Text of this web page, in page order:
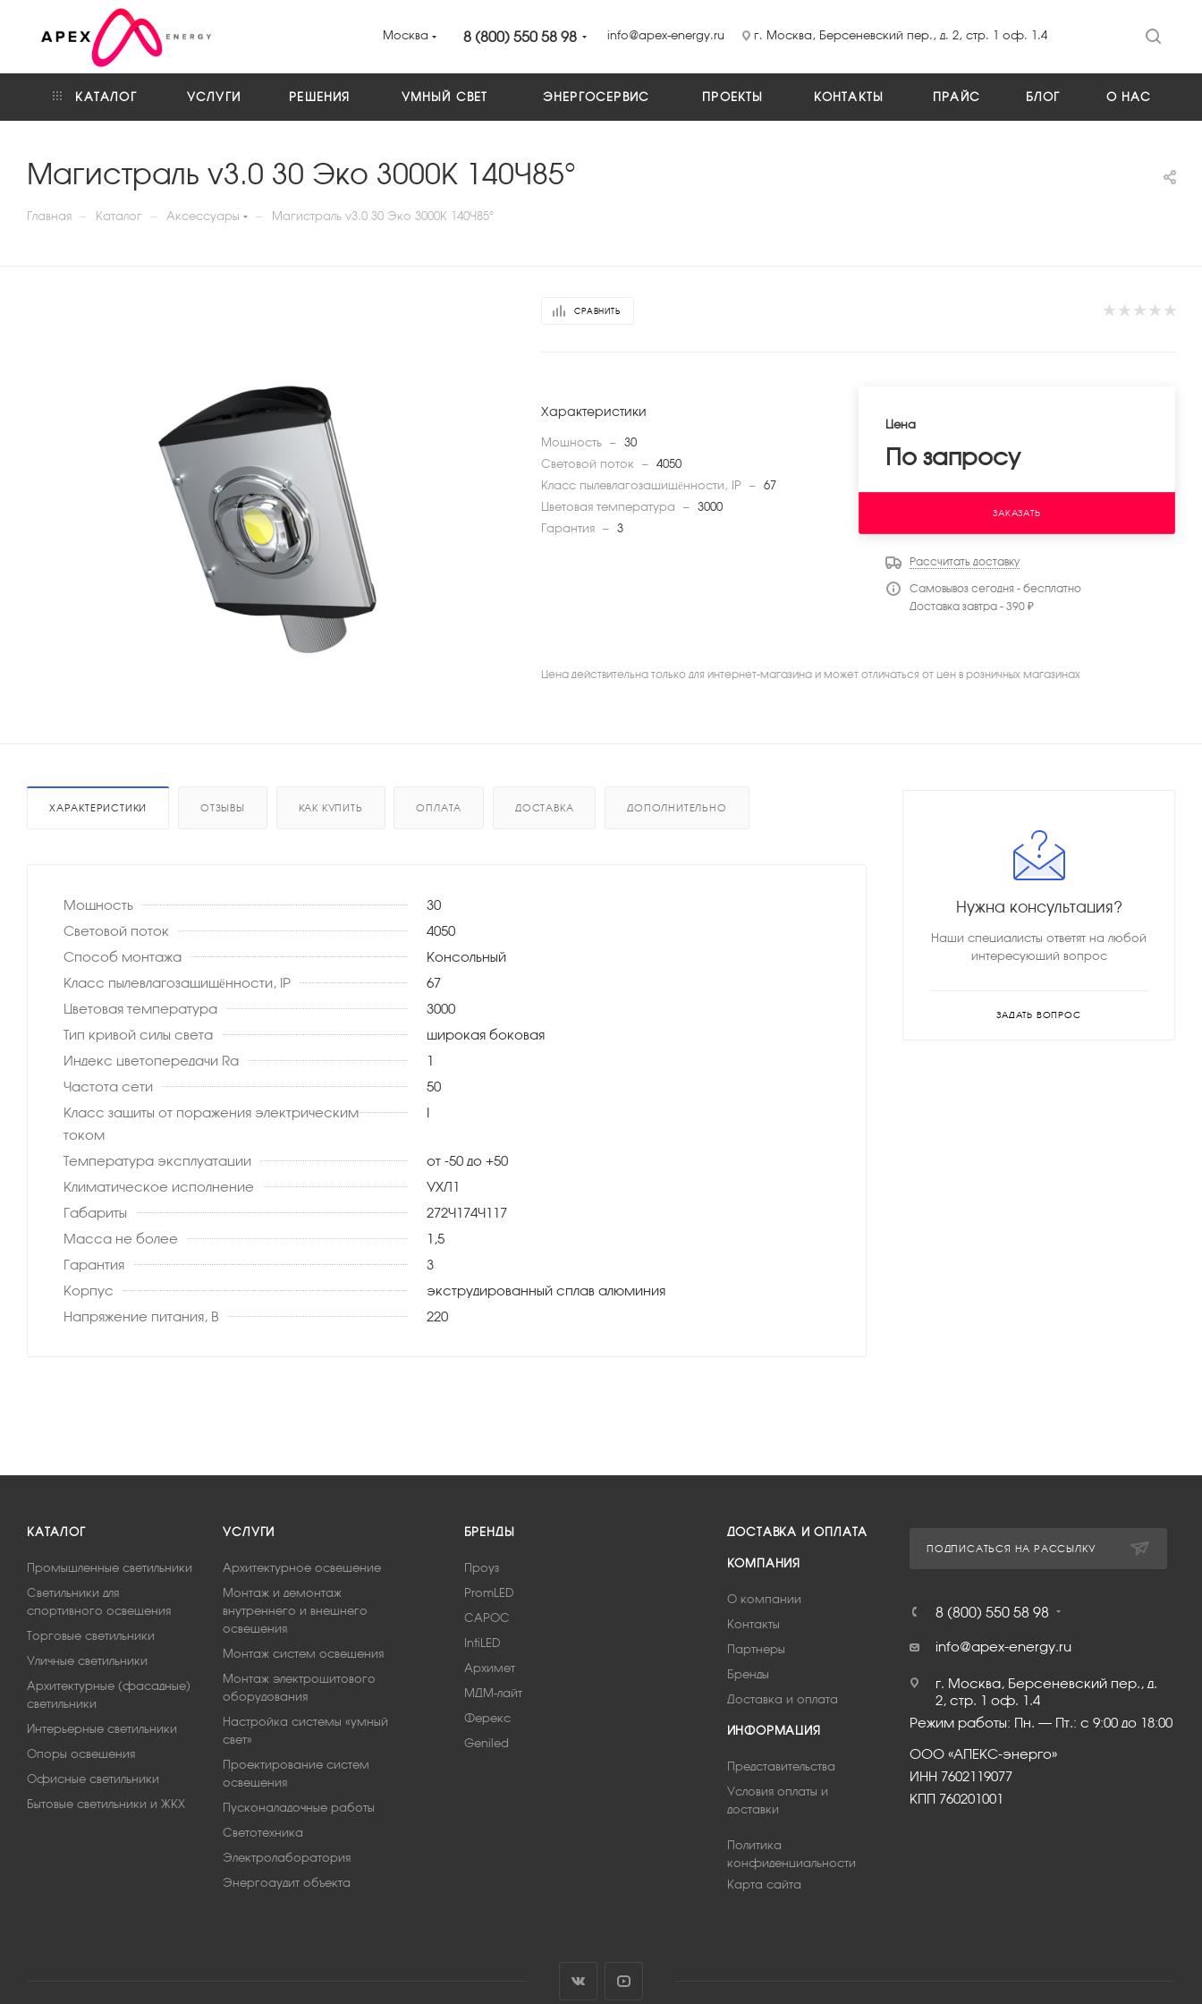
Москва 8 (800) 550 58 98 info@apex-energy.ru г. Москва, Берсеневский пер., д. 2, стр. 1 оф. 1.4
КАТАЛОГ УСЛУГИ РЕШЕНИЯ УМНЫЙ СВЕТ ЭНЕРГОСЕРВИС ПРОЕКТЫ КОНТАКТЫ ПРАЙС БЛОГ О НАС
Магистраль v3.0 30 Эко 3000К 140×85°
Главная — Каталог — Аксессуары — Магистраль v3.0 30 Эко 3000К 140×85°
СРАВНИТЬ
Характеристики
Мощность —
30
Световой поток
—
4050
Класс пылевлагозащищённости, IP
—
67
Цветовая температура
—
3000
Гарантия
— 3
Цена
По запросу
ЗАКАЗАТЬ
Рассчитать доставку
Самовывоз сегодня - бесплатно
Доставка завтра - 390 ₽
Цена действительна только для интернет-магазина и может отличаться от цен в розничных магазинах
ХАРАКТЕРИСТИКИ ОТЗЫВЫ КАК КУПИТЬ ОПЛАТА ДОСТАВКА ДОПОЛНИТЕЛЬНО
Мощность
30
Световой поток
4050
Способ монтажа
Консольный
Класс пылевлагозащищённости, IP
67
Цветовая температура
3000
Тип кривой силы света
широкая боковая
Индекс цветопередачи Ra
1
Частота сети
50
Класс защиты от поражения электрическим
током
I
Температура эксплуатации
от -50 до +50
Климатическое исполнение
УХЛ1
Габариты
272×174×117
Масса не более
1,5
Гарантия
3
Корпус
экструдированный сплав алюминия
Напряжение питания, В
220
Нужна консультация?
Наши специалисты ответят на любой
интересующий вопрос
ЗАДАТЬ ВОПРОС
КАТАЛОГ
Промышленные светильники
Светильники для
спортивного освещения
Торговые светильники
Уличные светильники
Архитектурные (фасадные)
светильники
Интерьерные светильники
Опоры освещения
Офисные светильники
Бытовые светильники и ЖКХ
УСЛУГИ
Архитектурное освещение
Монтаж и демонтаж
внутреннего и внешнего
освещения
Монтаж систем освещения
Монтаж электрощитового
оборудования
Настройка системы «умный
свет»
Проектирование систем
освещения
Пусконаладочные работы
Светотехника
Электролаборатория
Энергоаудит объекта
БРЕНДЫ
Проуз
PromLED
САРОС
IntiLED
Архимет
МДМ-лайт
Ферекс
Geniled
ДОСТАВКА И ОПЛАТА
КОМПАНИЯ
О компании
Контакты
Партнеры
Бренды
Доставка и оплата
ИНФОРМАЦИЯ
Представительства
Условия оплаты и
доставки
Политика
конфиденциальности
Карта сайта
ПОДПИСАТЬСЯ НА РАССЫЛКУ
8 (800) 550 58 98
info@apex-energy.ru
г. Москва, Берсеневский пер., д.
2, стр. 1 оф. 1.4
Режим работы: Пн. – Пт.: с 9:00 до 18:00
ООО «АПЕКС-энерго»
ИНН 7602119077
КПП 760201001